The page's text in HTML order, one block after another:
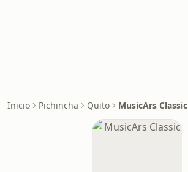
Inicio Pichincha Quito MusicArs Classic